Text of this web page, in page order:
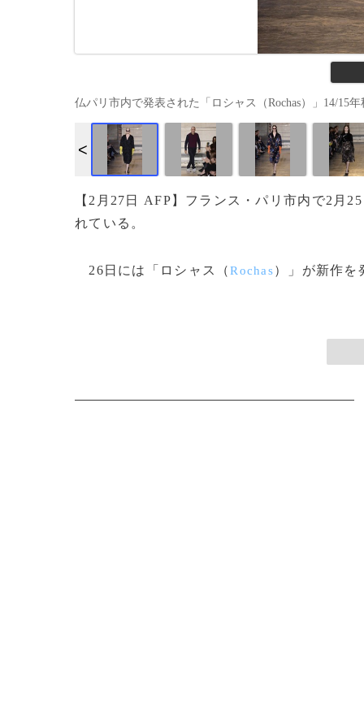
仏パリ市内で発表された「ロシャス（Rochas）」14/15
【2月27日 AFP】フランス・パリ市内で2月
れている。
26日には「ロシャス（Rochas）」が新作